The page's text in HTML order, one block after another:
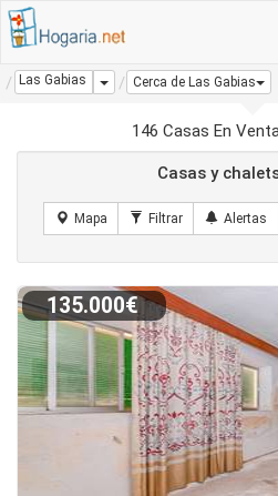
Las Gabias Dropdown
Cerca de Las Gabias
146 Casas En
Casas y
135.000€